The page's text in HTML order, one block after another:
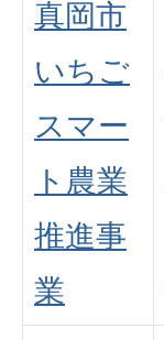
真岡市
いちご
スマー
ト農業
推進事
業